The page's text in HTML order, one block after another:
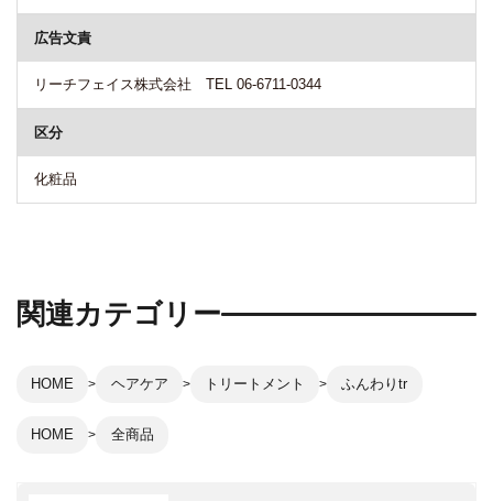
広告文責
リーチフェイス株式会社 TEL 06-6711-0344
区分
化粧品
関連カテゴリー
HOME ヘアケア トリートメント ふんわりtr
HOME 全商品